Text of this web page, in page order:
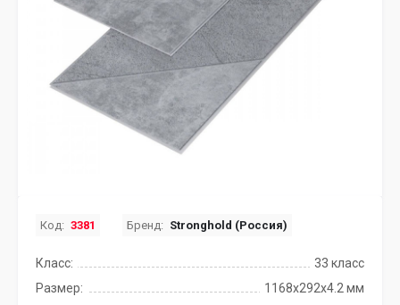
Код: 3381 Бренд: Stronghold (Россия)
Класс:
33 класс
Размер:
1168х292х4.2 мм